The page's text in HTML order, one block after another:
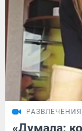
РАЗВЛЕЧЕНИЯ
«Думала: